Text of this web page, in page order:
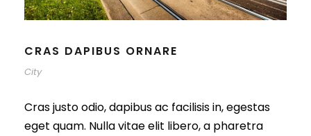
CRAS DAPIBUS ORNARE
City
Cras justo odio, dapibus ac facilisis in, egestas
eget quam. Nulla vitae elit libero, a pharetra